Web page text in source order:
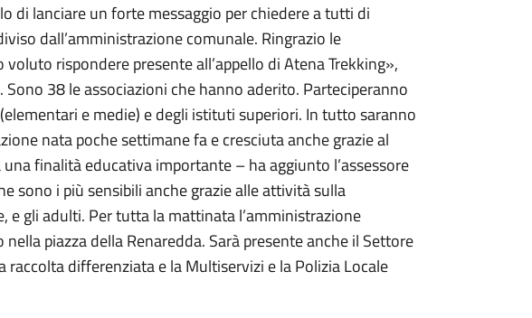
di lanciare un forte messaggio per chiedere a tutti di
dall’amministrazione comunale. Ringrazio le
rispondere presente all’appello di Atena Trekking»,
38 le associazioni che hanno aderito. Parteciperanno
e medie) e degli istituti superiori. In tutto saranno
nata poche settimane fa e cresciuta anche grazie al
finalità educativa importante – ha aggiunto l’assessore
sono i più sensibili anche grazie alle attività sulla
e gli adulti. Per tutta la mattinata l’amministrazione
piazza della Renaredda. Sarà presente anche il Settore
differenziata e la Multiservizi e la Polizia Locale